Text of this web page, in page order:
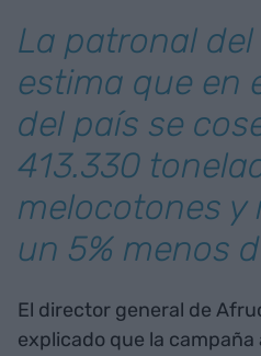
La patronal
estima que en
del país se
413.330
melocotones y
un 5% menos
El director general de
explicado que la